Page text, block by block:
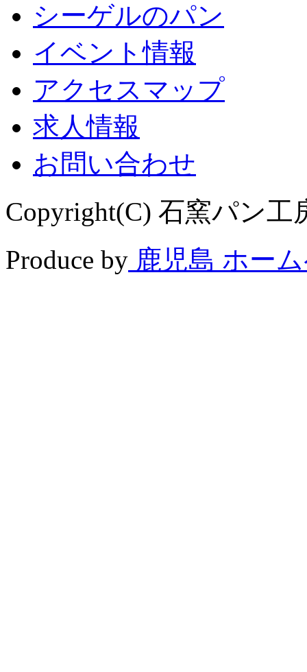
シーゲルのパン
イベント情報
アクセスマップ
求人情報
お問い合わせ
Copyright(C) 石窯パン工
Produce by 鹿児島 ホー